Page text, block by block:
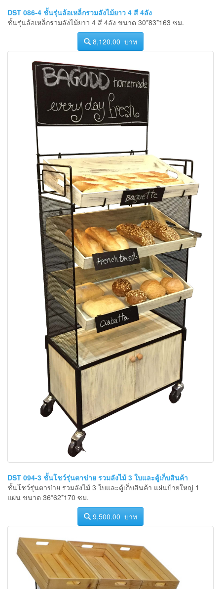
DST 086-4 ชั้นรุ่นล้อเหล็กรวมลังไม้ยาว 4 สี 4ลัง
ชั้นรุ่นล้อเหล็กรวมลังไม้ยาว 4 สี 4ลัง ขนาด 30*83*163 ซม.
8,120.00 บาท
DST 094-3 ชั้นโชว์รุ่นตาข่าย รวมลังไม้ 3 ใบและตู้เก็บสินค้า
ชั้นโชว์รุ่นตาข่าย รวมลังไม้ 3 ใบและตู้เก็บสินค้า แผ่นป้ายใหญ่ 1
แผ่น ขนาด 36*62*170 ซม.
9,500.00 บาท